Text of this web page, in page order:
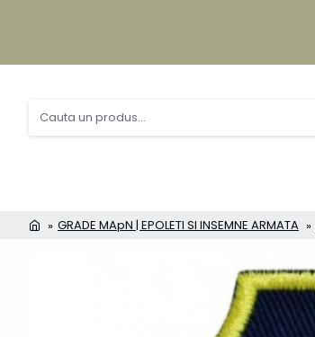
GRADE MApN | EPOLETI SI INSEMNE ARMATA